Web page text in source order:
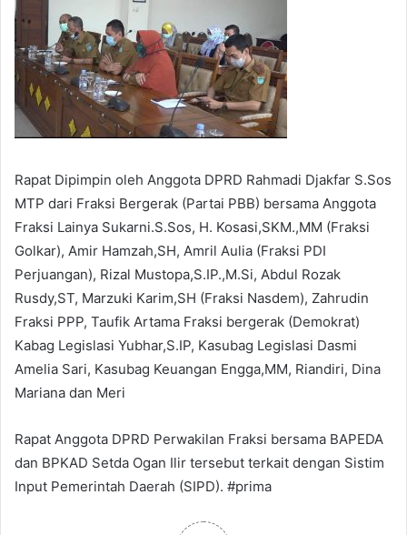
Rapat Dipimpin oleh Anggota DPRD Rahmadi Djakfar S.Sos
MTP dari Fraksi Bergerak (Partai PBB) bersama Anggota
Fraksi Lainya Sukarni.S.Sos, H. Kosasi,SKM.,MM (Fraksi
Golkar), Amir Hamzah,SH, Amril Aulia (Fraksi PDI
Perjuangan), Rizal Mustopa,S.IP.,M.Si, Abdul Rozak
Rusdy,ST, Marzuki Karim,SH (Fraksi Nasdem), Zahrudin
Fraksi PPP, Taufik Artama Fraksi bergerak (Demokrat)
Kabag Legislasi Yubhar,S.IP, Kasubag Legislasi Dasmi
Amelia Sari, Kasubag Keuangan Engga,MM, Riandiri, Dina
Mariana dan Meri
Rapat Anggota DPRD Perwakilan Fraksi bersama BAPEDA
dan BPKAD Setda Ogan Ilir tersebut terkait dengan Sistim
Input Pemerintah Daerah (SIPD). #prima